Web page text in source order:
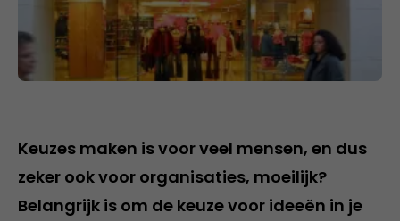
Keuzes maken is voor veel mensen, en dus
zeker ook voor organisaties, moeilijk?
Belangrijk is om de keuze voor ideeën in je